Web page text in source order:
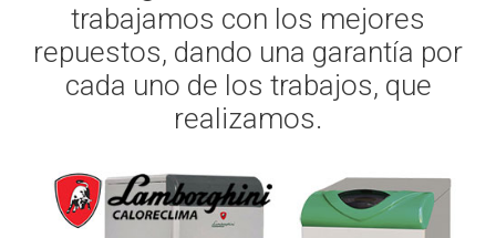
trabajamos con los mejores
repuestos, dando una garantía por
cada uno de los trabajos, que
realizamos.